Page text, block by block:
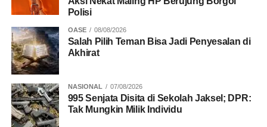
Polisi
OASE 08/08/2026
Salah Pilih Teman Bisa Jadi Penyesalan di
Akhirat
NASIONAL 07/08/2026
995 Senjata Disita di Sekolah Jaksel; DPR:
Tak Mungkin Milik Individu